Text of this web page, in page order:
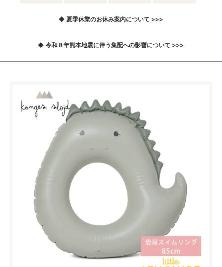
◆ 夏季休業のお休み案内について >>>
◆ 令和８年熊本地震に伴う集配への影響について >>>